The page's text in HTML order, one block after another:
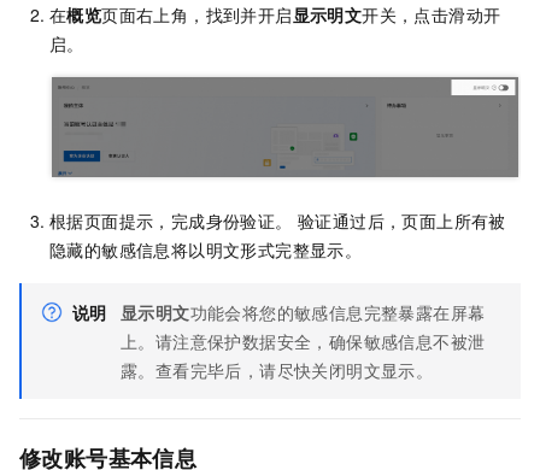
在概览页面右上角，找到并开启显示明文开关，点击滑动开
启。
根据页面提示，完成身份验证。 验证通过后，页面上所有被
隐藏的敏感信息将以明文形式完整显示。
说明 显示明文功能会将您的敏感信息完整暴露在屏幕
上。请注意保护数据安全，确保敏感信息不被泄
露。查看完毕后，请尽快关闭明文显示。
修改账号基本信息